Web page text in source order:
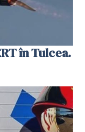
în Tulcea.